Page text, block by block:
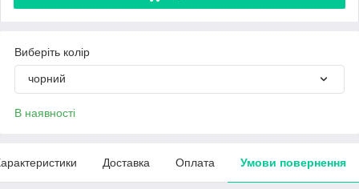
Виберіть колір
чорний
В наявності
Доставка Оплата Умови повернення